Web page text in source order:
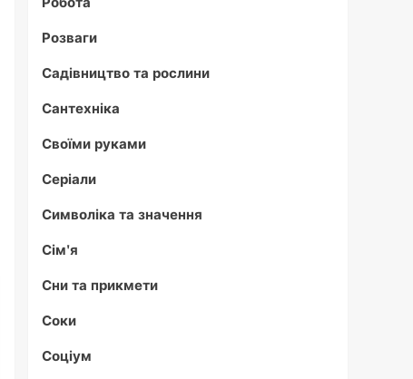
Розваги
Садівництво та рослини
Сантехніка
Своїми руками
Серіали
Символіка та значення
Сім'я
Сни та прикмети
Соки
Соціум